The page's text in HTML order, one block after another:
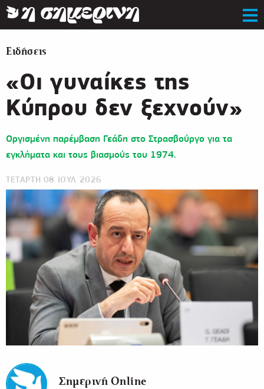
Ειδήσεις
«Οι γυναίκες της
Κύπρου δεν ξεχνούν»
Οργισμένη παρέμβαση Γεάδη στο Στρασβούργο για τα
εγκλήματα και τους βιασμούς του 1974.
ΤΕΤΑΡΤΗ 08 ΙΟΥΛ 2026
Σημερινή Online